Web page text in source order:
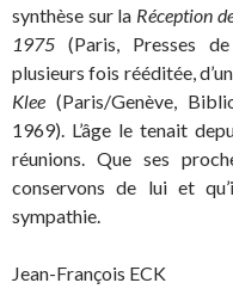
synthèse sur la Réception
1975 (Paris, Presses
plusieurs fois rééditée,
Klee (Paris/Genève,
1969). L’âge le tenait
réunions. Que ses
conservons de lui et
sympathie.
Jean-François ECK